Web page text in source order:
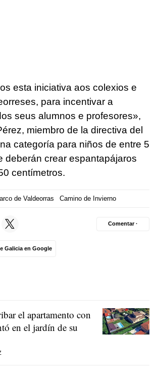
esta iniciativa aos colexios e
para incentivar a
seus alumnos e profesores»,
miembro de la directiva del
categoría para niños de entre 5
deberán crear espantapájaros
centímetros.
de Valdeorras Camino de Invierno
Galicia en Google
Comentar ·
el apartamento con
en el jardín de su